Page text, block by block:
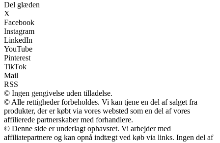
Del glæden
X
Facebook
Instagram
LinkedIn
YouTube
Pinterest
TikTok
Mail
RSS
© Ingen gengivelse uden tilladelse.
© Alle rettigheder forbeholdes. Vi kan tjene en del af salget fra
produkter, der er købt via vores websted som en del af vores
affilierede partnerskaber med forhandlere.
© Denne side er underlagt ophavsret. Vi arbejder med
affiliatepartnere og kan opnå indtægt ved køb via links. Ingen del af